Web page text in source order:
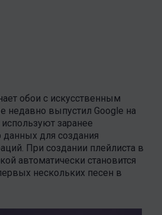
обои с искусственным
недавно выпустил Google на
заранее
для создания
При создании плейлиста в
автоматически становится
нескольких песен в